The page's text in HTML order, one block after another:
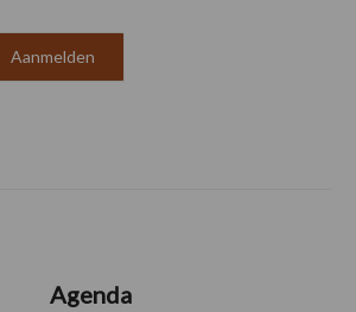
Agenda